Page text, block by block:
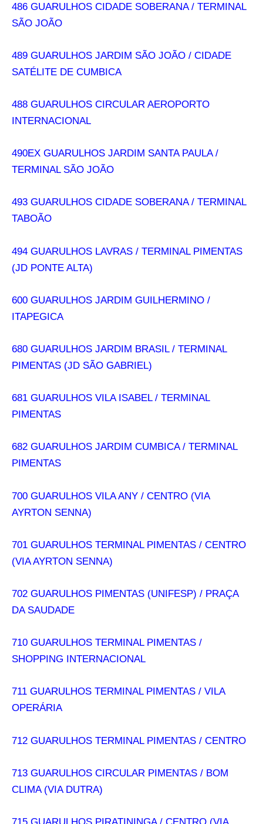
486 GUARULHOS CIDADE SOBERANA / TERMINAL
SÃO JOÃO
489 GUARULHOS JARDIM SÃO JOÃO / CIDADE
SATÉLITE DE CUMBICA
488 GUARULHOS CIRCULAR AEROPORTO
INTERNACIONAL
490EX GUARULHOS JARDIM SANTA PAULA /
TERMINAL SÃO JOÃO
493 GUARULHOS CIDADE SOBERANA / TERMINAL
TABOÃO
494 GUARULHOS LAVRAS / TERMINAL PIMENTAS
(JD PONTE ALTA)
600 GUARULHOS JARDIM GUILHERMINO /
ITAPEGICA
680 GUARULHOS JARDIM BRASIL / TERMINAL
PIMENTAS (JD SÃO GABRIEL)
681 GUARULHOS VILA ISABEL / TERMINAL
PIMENTAS
682 GUARULHOS JARDIM CUMBICA / TERMINAL
PIMENTAS
700 GUARULHOS VILA ANY / CENTRO (VIA
AYRTON SENNA)
701 GUARULHOS TERMINAL PIMENTAS / CENTRO
(VIA AYRTON SENNA)
702 GUARULHOS PIMENTAS (UNIFESP) / PRAÇA
DA SAUDADE
710 GUARULHOS TERMINAL PIMENTAS /
SHOPPING INTERNACIONAL
711 GUARULHOS TERMINAL PIMENTAS / VILA
OPERÁRIA
712 GUARULHOS TERMINAL PIMENTAS / CENTRO
713 GUARULHOS CIRCULAR PIMENTAS / BOM
CLIMA (VIA DUTRA)